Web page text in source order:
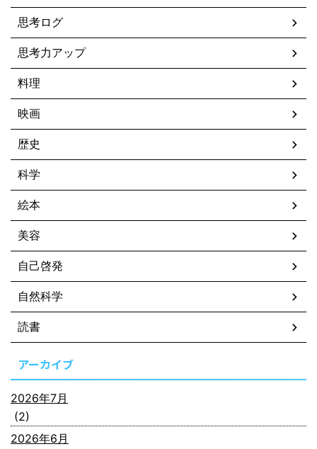
思考ログ
思考力アップ
料理
映画
歴史
科学
絵本
美容
自己啓発
自然科学
読書
アーカイブ
2026年7月
(2)
2026年6月